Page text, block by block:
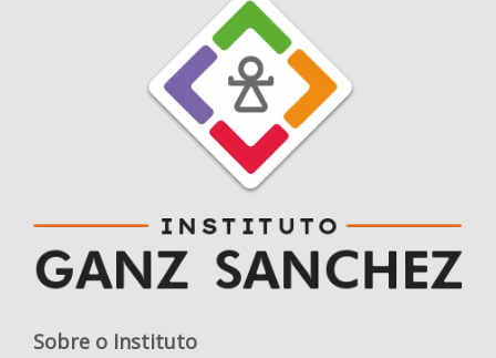
Sobre o Instituto